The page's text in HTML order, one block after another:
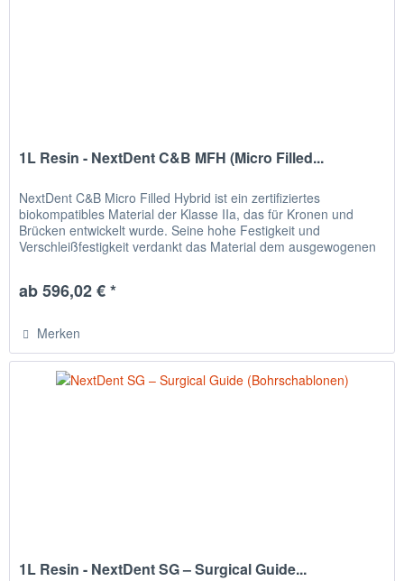
1L Resin - NextDent C&B MFH (Micro Filled...
NextDent C&B Micro Filled Hybrid ist ein zertifiziertes
biokompatibles Material der Klasse IIa, das für Kronen und
Brücken entwickelt wurde. Seine hohe Festigkeit und
Verschleißfestigkeit verdankt das Material dem ausgewogenen
ab 596,02 € *
Merken
1L Resin - NextDent SG – Surgical Guide...